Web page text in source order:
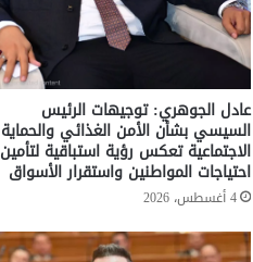
عادل الجوهري: توجيهات الرئيس
السيسي بشأن الأمن الغذائي والحماية
الاجتماعية تعكس رؤية استباقية لتأمين
احتياجات المواطنين واستقرار الأسواق
4 أغسطس، 2026